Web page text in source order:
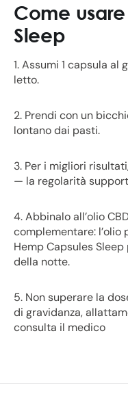
Come
Sleep
1. Assumi 1 capsula al
letto.
2. Prendi con un
lontano dai pasti.
3. Per i migliori
— la regolarità
4. Abbinalo all’olio
complementare: l’olio
Hemp Capsules
della notte.
5. Non superare la
di gravidanza,
consulta il medico